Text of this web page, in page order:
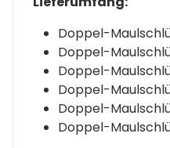
Doppel-
Doppel-
Doppel-
Doppel-
Doppel-
Doppel-